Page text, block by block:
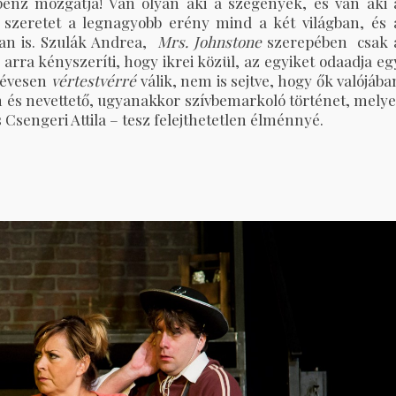
a legnagyobb erény mind a két világban, és
is. Szulák Andrea, Mrs. Johnstoneszerepében csak
kényszeríti, hogy ikrei közül, az egyiket odaadja
vértestvérréválik, nem is sejtve, hogy ők
nevettető, ugyanakkor szívbemarkoló történet,
Attila – tesz felejthetetlen élménnyé.